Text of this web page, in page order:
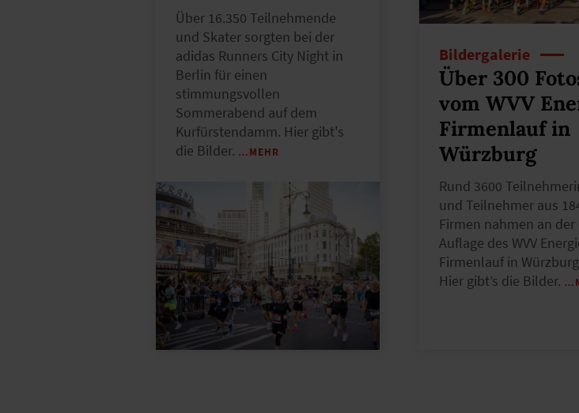
Über 16.350 Teilnehmende
und Skater sorgten bei der
adidas Runners City Night in
Berlin für einen
stimmungsvollen
Sommerabend auf dem
Kurfürstendamm. Hier gibt's
die Bilder. …MEHR
Bildergalerie
Über 300
vom WVV
Firmenlauf in
Würzburg
Rund 3600
und Teilnehmer aus
Firmen nahmen an
Auflage des WVV
Firmenlauf in
Hier gibt’s die Bilder.